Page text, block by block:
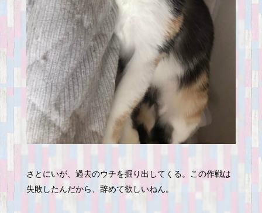
さとにいが、過去のウチを掘り出してくる。この作戦は
失敗したんだから、辞めて欲しいねん。